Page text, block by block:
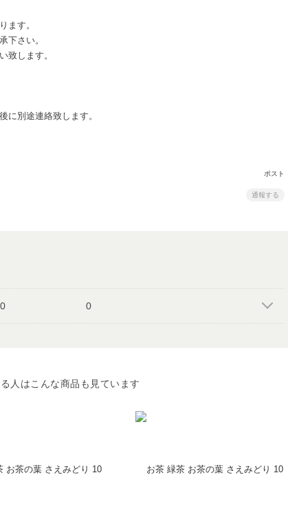
ます。
下さい。
致します。
に別途連絡致します。
ポスト
通報する
0 0
人はこんな商品も見ています